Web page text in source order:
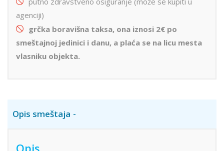
agenciji)
grčka boravišna taksa, ona iznosi 2€ po
smeštajnoj jedinici i danu, a plaća se na licu mesta
vlasniku objekta.
Opis smeštaja
Opis